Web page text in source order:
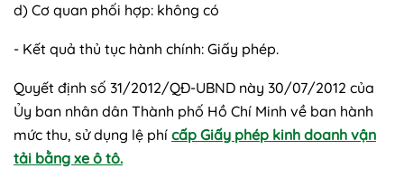
d) Cơ quan phối hợp: không có
- Kết quả thủ tục hành chính: Giấy phép.
Quyết định số 31/2012/QĐ-UBND này 30/07/2012 của
Ủy ban nhân dân Thành phố Hồ Chí Minh về ban hành
mức thu, sử dụng lệ phí cấp Giấy phép kinh doanh vận
tải bằng xe ô tô.